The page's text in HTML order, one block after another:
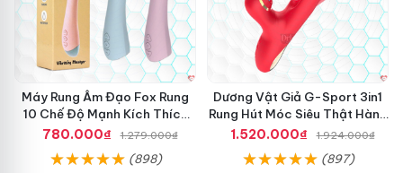
Máy Rung Âm Đạo Fox Rung
10 Chế Độ Mạnh Kích Thích
Cực Sướng
780.000₫ 1.279.000₫
(898)
Dương Vật Giả G-Sport 3in1
Rung Hút Móc Siêu Thật Hàng
Hot
1.520.000₫ 1.924.000₫
(897)